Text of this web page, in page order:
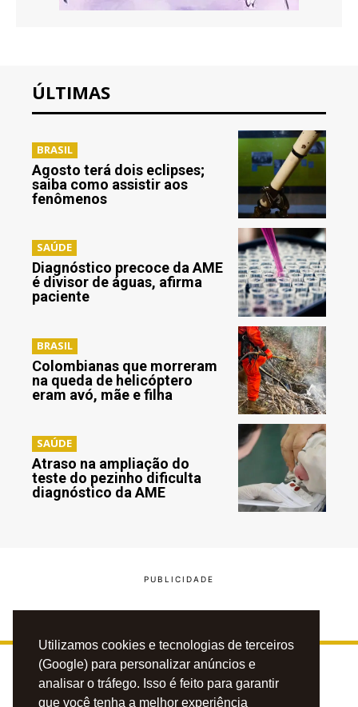
Utilizamos cookies e tecnologias de terceiros
(Google) para personalizar anúncios e
analisar o tráfego. Isso é feito para garantir
que você tenha a melhor experiência
ÚLTIMAS
BRASIL
Agosto terá dois eclipses;
saiba como assistir aos
fenômenos
SAÚDE
Diagnóstico precoce da AME
é divisor de águas, afirma
paciente
BRASIL
Colombianas que morreram
na queda de helicóptero
eram avó, mãe e filha
SAÚDE
Atraso na ampliação do
teste do pezinho dificulta
diagnóstico da AME